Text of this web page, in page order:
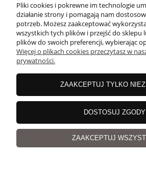
PŁATNOŚCI I
O NAS
copyrights©Magicloop
Sklep internetowy
Pliki cookies i pokrewne im technologie
działanie strony i pomagają nam
potrzeb. Możesz zaakceptować
wszystkich tych plików i przejść do sklepu
plików do swoich preferencji, wybierając
Więcej o plikach cookies przeczytasz w
prywatności.
ZAAKCEPTUJ TYLKO
DOSTOSUJ ZGODY
ZAAKCEPTUJ